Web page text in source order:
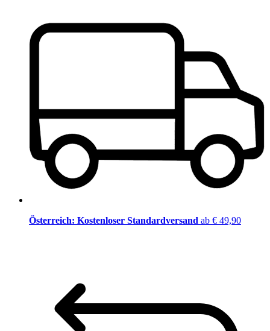
Österreich: Kostenloser Standardversand ab € 49,90